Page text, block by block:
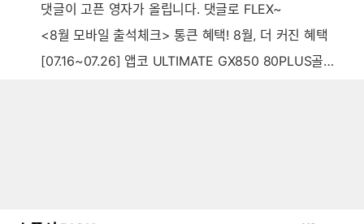
댓글이 고픈 영자가 올립니다. 댓글로 FLEX~
<8월 모바일 출석체크> 통큰 혜택! 8월, 더 커진 혜택
[07.16~07.26] 앱코 ULTIMATE GX850 80PLUS골드 풀모듈러 ATX3.0 블랙